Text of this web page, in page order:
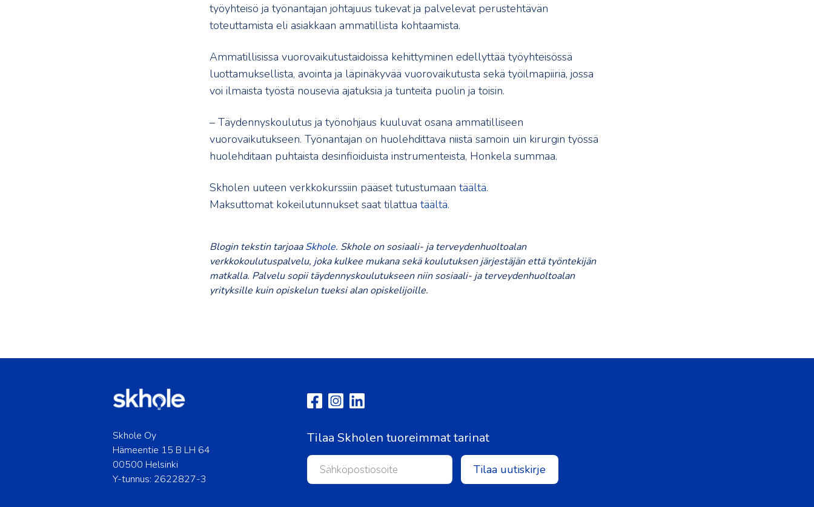
työyhteisö ja työnantajan johtajuus tukevat ja palvelevat perustehtävän
toteuttamista eli asiakkaan ammatillista kohtaamista.
Ammatillisissa vuorovaikutustaidoissa kehittyminen edellyttää työyhteisössä
luottamuksellista, avointa ja läpinäkyvää vuorovaikutusta sekä työilmapiiriä, jossa
voi ilmaista työstä nousevia ajatuksia ja tunteita puolin ja toisin.
– Täydennyskoulutus ja työnohjaus kuuluvat osana ammatilliseen
vuorovaikutukseen. Työnantajan on huolehdittava niistä samoin uin kirurgin työssä
huolehditaan puhtaista desinfioiduista instrumenteista, Honkela summaa.
Skholen uuteen verkkokurssiin pääset tutustumaan täältä.
Maksuttomat kokeilutunnukset saat tilattua täältä.
Blogin tekstin tarjoaaSkhole. Skhole on sosiaali- ja terveydenhuoltoalan
verkkokoulutuspalvelu, joka kulkee mukana sekä koulutuksen järjestäjän että työntekijän
matkalla. Palvelu sopii täydennyskoulutukseen niin sosiaali- ja terveydenhuoltoalan
yrityksille kuin opiskelun tueksi alan opiskelijoille.
Skhole Oy
Hämeentie 15 B LH 64
00500 Helsinki
Y-tunnus: 2622827-3
Tilaa Skholen tuoreimmat tarinat
Tilaa uutiskirje